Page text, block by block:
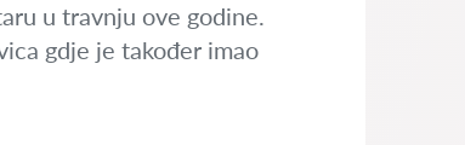
u travnju ove godine.
gdje je također imao